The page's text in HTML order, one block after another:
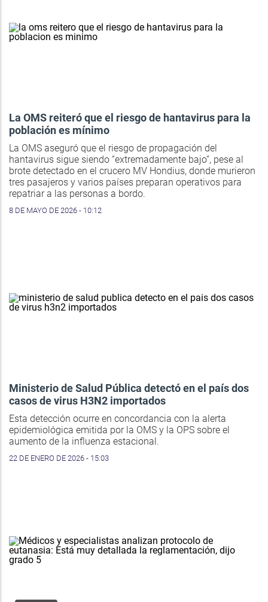
La OMS reiteró que el riesgo de hantavirus para la
población es mínimo
La OMS aseguró que el riesgo de propagación del
hantavirus sigue siendo “extremadamente bajo”, pese al
brote detectado en el crucero MV Hondius, donde murieron
tres pasajeros y varios países preparan operativos para
repatriar a las personas a bordo.
8 DE MAYO DE 2026 - 10:12
Ministerio de Salud Pública detectó en el país dos
casos de virus H3N2 importados
Esta detección ocurre en concordancia con la alerta
epidemiológica emitida por la OMS y la OPS sobre el
aumento de la influenza estacional.
22 DE ENERO DE 2026 - 15:03